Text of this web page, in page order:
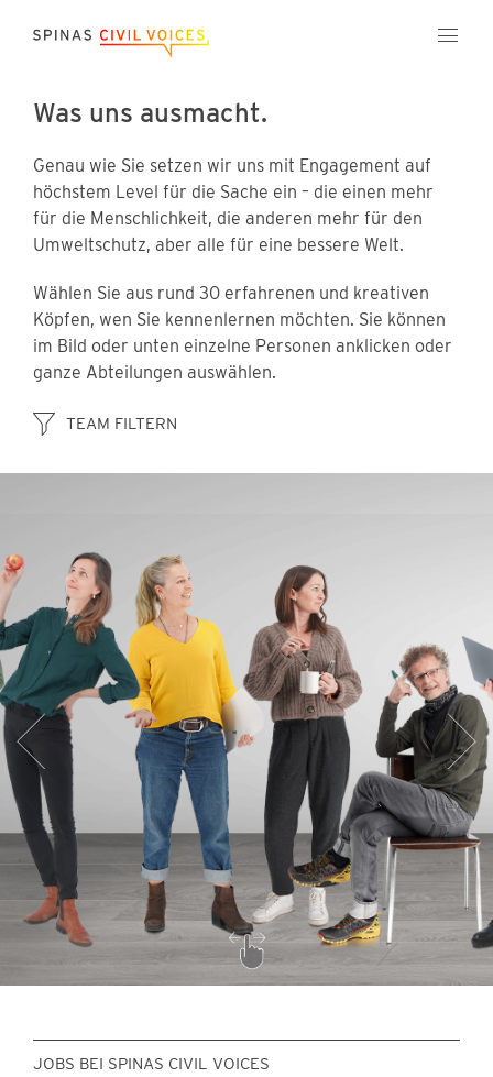
Was uns ausmacht.
Genau wie Sie setzen wir uns mit Engagement auf
höchstem Level für die Sache ein – die einen mehr
für die Menschlichkeit, die anderen mehr für den
Umweltschutz, aber alle für eine bessere Welt.
Wählen Sie aus rund 30 erfahrenen und kreativen
Köpfen, wen Sie kennenlernen möchten. Sie können
im Bild oder unten einzelne Personen anklicken oder
ganze Abteilungen auswählen.
TEAM FILTERN
JOBS BEI SPINAS CIVIL VOICES